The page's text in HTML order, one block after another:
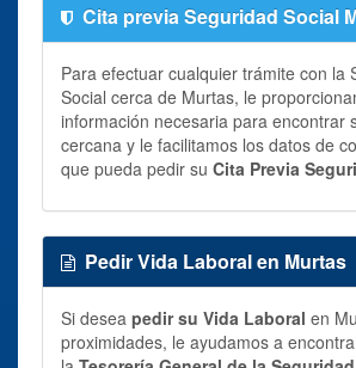
Cita previa Seguridad Social
Para efectuar cualquier trámite con la
Social cerca de Murtas, le
información necesaria para encontrar
cercana y le facilitamos los datos de
que pueda pedir su Cita Previa
Pedir Vida Laboral en Murtas
Si desea pedir su Vida Laboral en
proximidades, le ayudamos a